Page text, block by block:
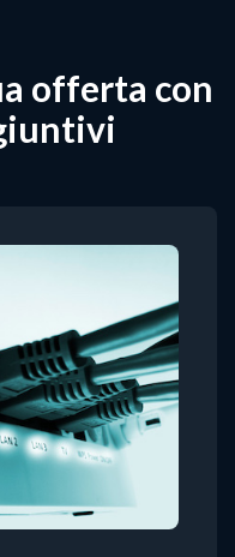
offerta con